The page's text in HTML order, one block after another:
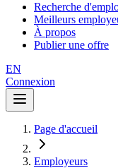
Recherche
Meilleurs
À propos
Publier une offre
EN
Connexion
Page d'accueil
Employeurs